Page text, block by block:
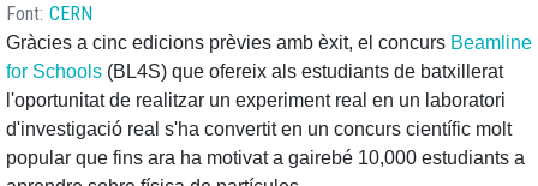
Font CERN
Gràcies a cinc edicions prèvies amb èxit, el concurs Beamline
for Schools (BL4S) que ofereix als estudiants de batxillerat
l'oportunitat de realitzar un experiment real en un laboratori
d'investigació real s'ha convertit en un concurs científic molt
popular que fins ara ha motivat a gairebé 10,000 estudiants a